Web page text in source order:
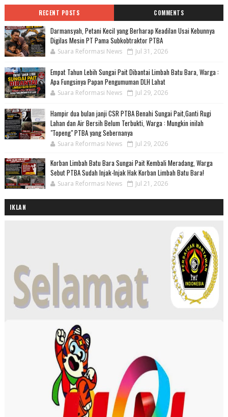
RECENT POSTS COMMENTS
Darmansyah, Petani Kecil yang Berharap Keadilan Usai Kebunnya
Digilas Mesin PT Pama Subkobtraktor PTBA
Suara Reformasi News Jul 31, 2026
Empat Tahun Lebih Sungai Pait Dibantai Limbah Batu Bara, Warga :
Apa Fungsinya Papan Pengumuman DLH Lahat
Suara Reformasi News Jul 29, 2026
Hampir dua bulan janji CSR PTBA Benahi Sungai Pait,Ganti Rugi
Lahan dan Air Bersih Belum Terbukti, Warga : Mungkin inilah
"Topeng" PTBA yang Sebernanya
Suara Reformasi News Jul 29, 2026
Korban Limbah Batu Bara Sungai Pait Kembali Meradang, Warga
Sebut PTBA Sudah Injak-Injak Hak Korban Limbah Batu Bara!
Suara Reformasi News Jul 21, 2026
IKLAN